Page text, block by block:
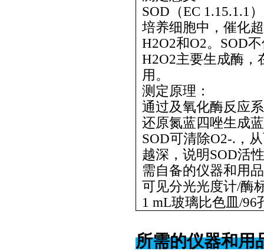
SOD（EC 1.15.1.1
培养细胞中，催化
H2O2和O2。SOD
H2O2主要生成酶，
用。
测定原理：
通过及氧化酶反应
还原氮蓝四唑生成
SOD可清除O2-.，
越深，说明SOD活
需自备的仪器和用
可见分光光度计/酶
1 mL玻璃比色皿/
所需的仪器和用